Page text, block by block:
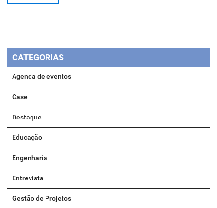
CATEGORIAS
Agenda de eventos
Case
Destaque
Educação
Engenharia
Entrevista
Gestão de Projetos